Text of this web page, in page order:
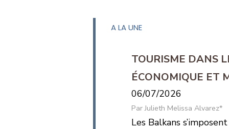
A LA UNE
TOURISME DANS
ÉCONOMIQUE ET
06/07/2026
Julieth Melissa Alvarez*
Les Balkans